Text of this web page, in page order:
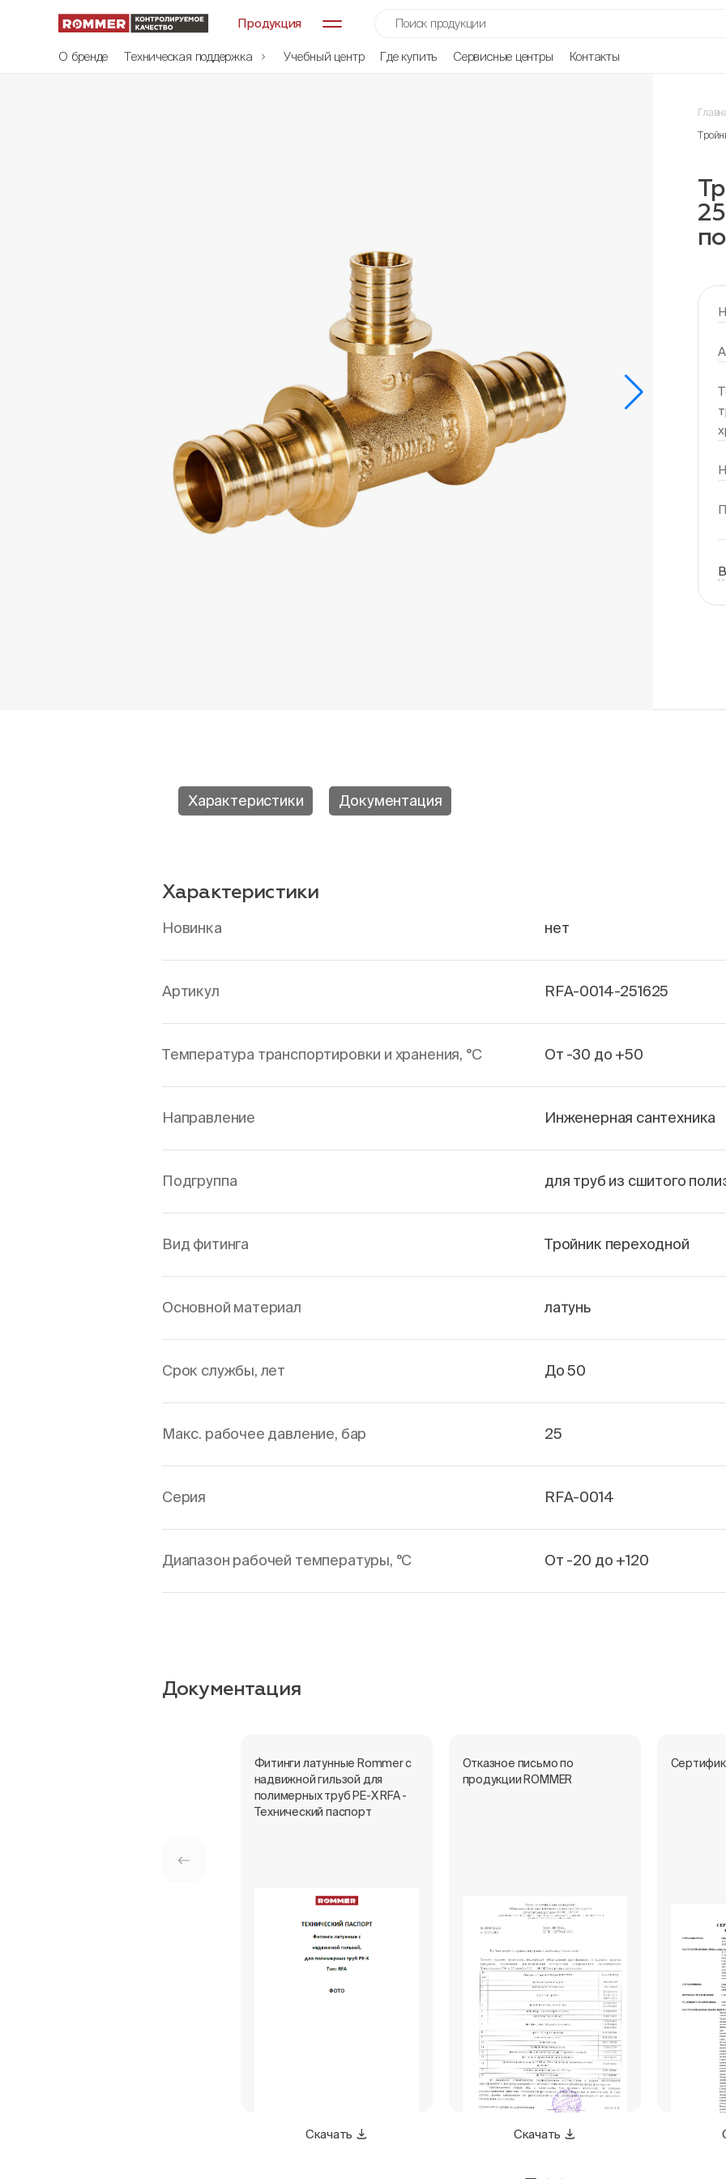
Продукция
О бренде
Техническая поддержка Учебный центр Где купить Сервисные центры Контакты
Характеристики Документация
Характеристики
Новинка нет
Артикул RFA-0014-251625
Температура транспортировки и хранения, °С От -30 до +50
Направление Инженерная сантехника
Подгруппа для труб из сшитого
Вид фитинга Тройник переходной
Основной материал латунь
Срок службы, лет До 50
Макс. рабочее давление, бар 25
Серия RFA-0014
Диапазон рабочей температуры, °С От -20 до +120
Документация
Фитинги латунные Rommer с
надвижной гильзой для
полимерных труб PE-X RFA -
Технический паспорт
Скачать
Отказное письмо по
продукции ROMMER
Скачать